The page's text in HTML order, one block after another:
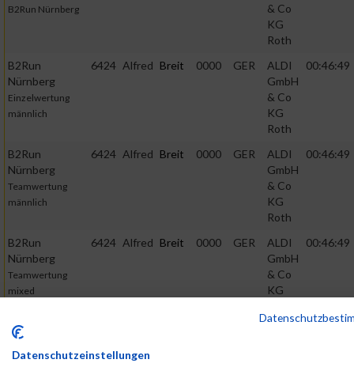
B2Run Nürnberg
& Co
KG
Roth
B2Run
Nürnberg
Einzelwertung
männlich
6424 Alfred Breit 0000 GER
ALDI
GmbH
& Co
KG
Roth
00:46:49
B2Run
Nürnberg
Teamwertung
männlich
6424 Alfred Breit 0000 GER
ALDI
GmbH
& Co
KG
Roth
00:46:49
B2Run
Nürnberg
Teamwertung
mixed
6424 Alfred Breit 0000 GER
ALDI
GmbH
& Co
KG
00:46:49
2015
Datenschutzeinstellungen